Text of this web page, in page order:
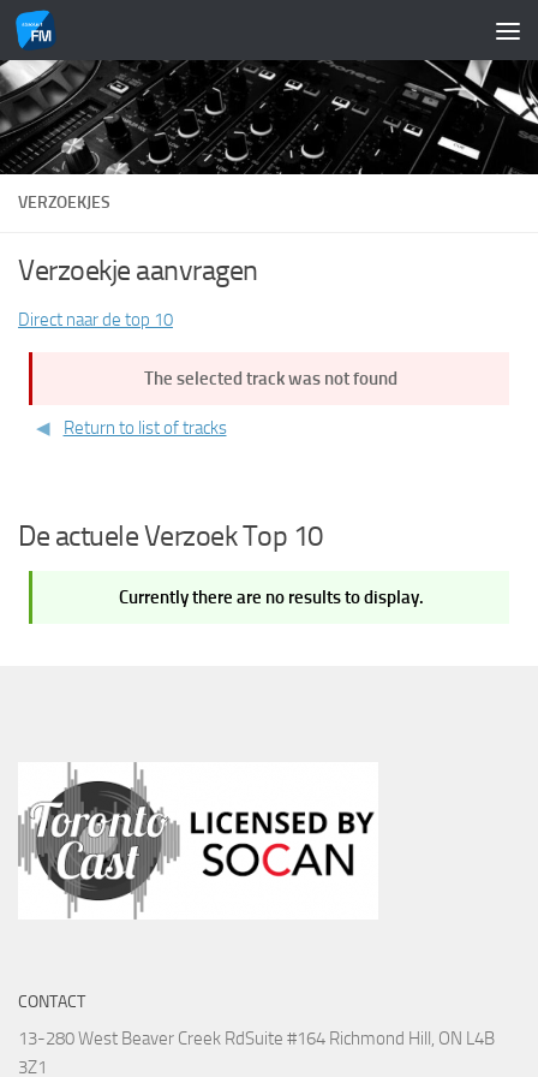
Doorgaan naar inhoud
VERZOEKJES
Verzoekje aanvragen
Direct naar de top 10
The selected track was not found
Return to list of tracks
De actuele Verzoek Top 10
Currently there are no results to display.
CONTACT
13-280 West Beaver Creek RdSuite #164 Richmond Hill, ON L4B
3Z1